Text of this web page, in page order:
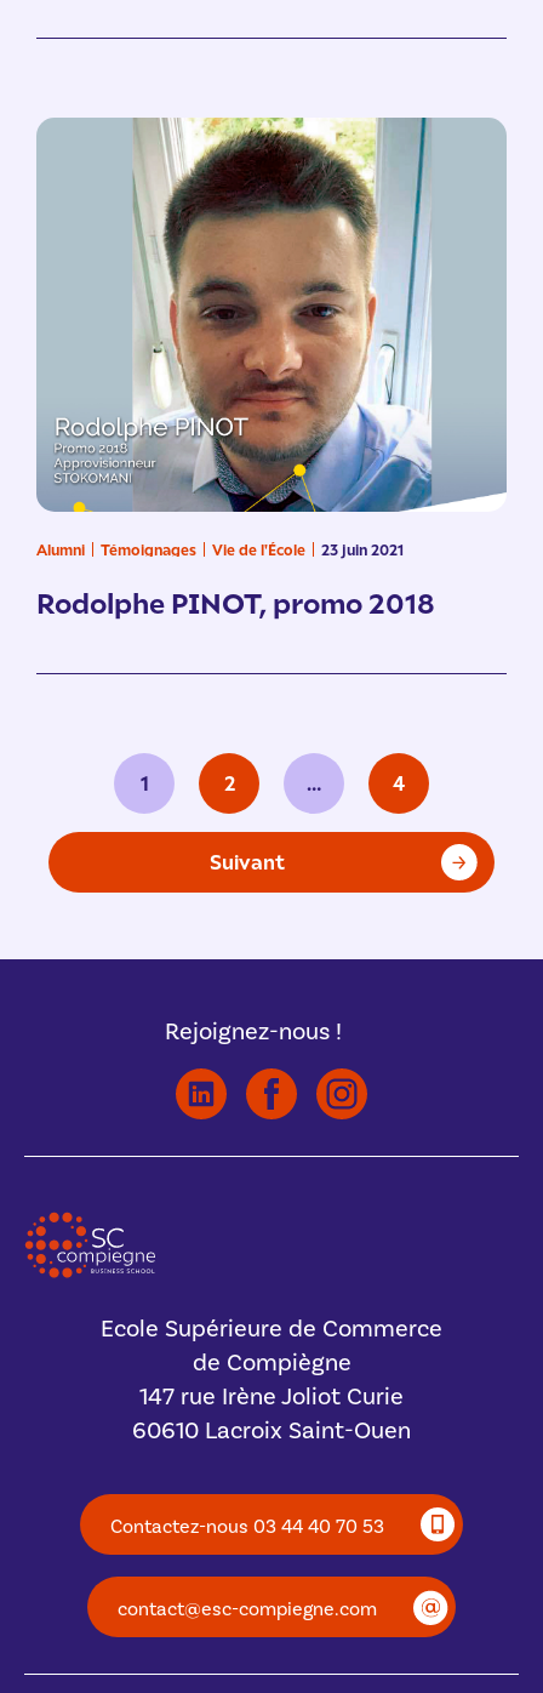
Alumni Témoignages Vie de l'École 23 juin 2021
Rodolphe PINOT, promo 2018
Pagination
publications
1 2 … 4
Suivant
Rejoignez-nous !
Ecole Supérieure de Commerce
de Compiègne
147 rue Irène Joliot Curie
60610 Lacroix Saint-Ouen
Contactez-nous 03 44 40 70 53
contact@esc-compiegne.com